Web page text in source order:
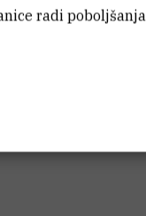
radi